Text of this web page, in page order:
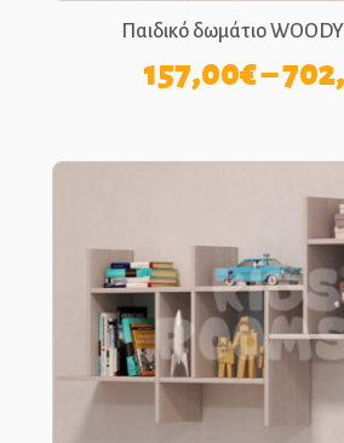
Παιδικό δωμάτιο
157,00€–